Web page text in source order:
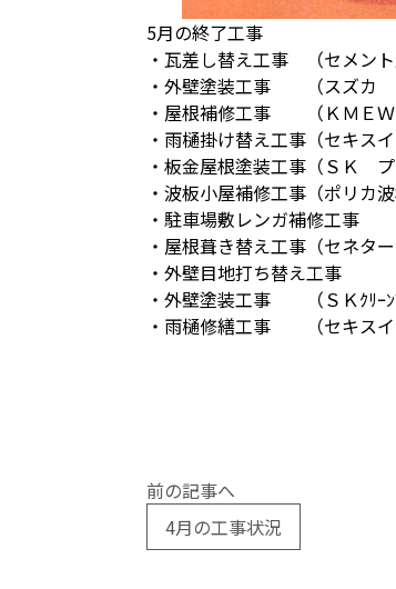
5月の終了工事
・瓦差し替え工事 （セメント
・外壁塗装工事 （スズカ
・屋根補修工事 （ＫＭＥＷ
・雨樋掛け替え工事（セキス
・板金屋根塗装工事（ＳＫ プ
・波板小屋補修工事（ポリカ
・駐車場敷レンガ補修工事
・屋根葺き替え工事（セネター
・外壁目地打ち替え工事
・外壁塗装工事 （ＳＫｸﾘｰﾝﾏ
・雨樋修繕工事 （セキスイ
前の記事へ
4月の工事状況